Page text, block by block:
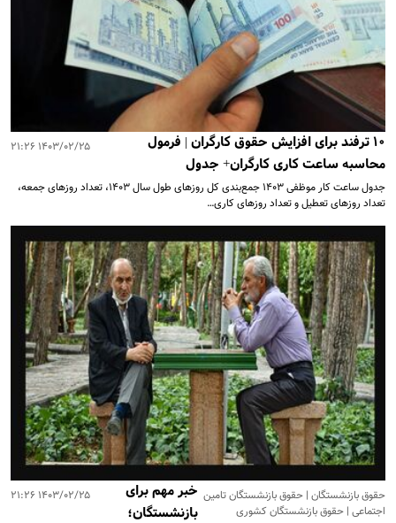
۱۴۰۳/۰۲/۲۵ ۲۱:۲۶
۱۰ ترفند برای افزایش حقوق کارگران | فرمول
محاسبه ساعت کاری کارگران+ جدول
جدول ساعت کار موظفی ۱۴۰۳ جمع‌بندی کل روزهای طول سال ۱۴۰۳، تعداد روزهای جمعه،
تعداد روزهای تعطیل و تعداد روزهای کاری…
۱۴۰۳/۰۲/۲۵ ۲۱:۲۶
حقوق بازنشستگان | حقوق بازنشستگان تامین
اجتماعی | حقوق بازنشستگان کشوری
خبر مهم برای
بازنشستگان؛